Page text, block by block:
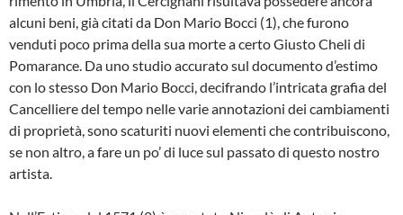
alcuni beni, già ci­tati da Don Mario Bocci (1), che furono
venduti poco prima della sua morte a cer­to Giusto Cheli di
Pomarance. Da uno stu­dio accurato sul documento d’estimo
con lo stesso Don Mario Bocci, decifrando l’in­tricata grafia del
Cancelliere del tempo nelle varie annotazioni dei cambiamenti
di proprietà, sono scaturiti nuovi elementi che contribuiscono,
se non altro, a fare un po’ di luce sul passato di questo no­stro
artista.